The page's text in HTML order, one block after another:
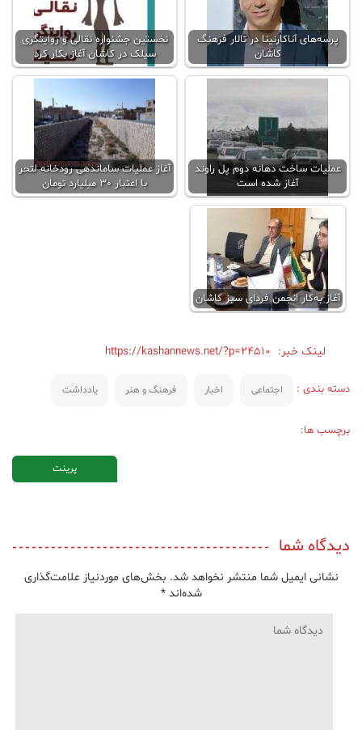
پرسه‌های آناکارنینا در تالار فرهنگ
کاشان
نخستین جشنواره نقالی و روایتگری
سیلک در کاشان آغاز بکار کرد
عملیات ساخت دهانه دوم پل راوند
آغاز شده است
آغاز عملیات ساماندهی رودخانه لتحر
با اعتبار 30 میلیارد تومان
آغاز به‌کار انجمن فردای سبز کاشان
لینک خبر: https://kashannews.net/?p=24510
دسته بندی : اجتماعی اخبار فرهنگ و هنر یادداشت
برچسب ها:
پرینت
دیدگاه شما
نشانی ایمیل شما منتشر نخواهد شد. بخش‌های موردنیاز علامت‌گذاری
شده‌اند*